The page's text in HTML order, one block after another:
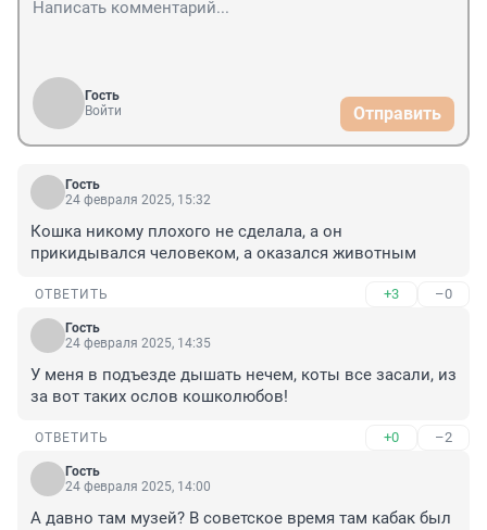
Гость
Войти
Отправить
Гость
24 февраля 2025, 15:32
Кошка никому плохого не сделала, а он
прикидывался человеком, а оказался животным
ОТВЕТИТЬ +3 –0
Гость
24 февраля 2025, 14:35
У меня в подъезде дышать нечем, коты все засали, из
за вот таких ослов кошколюбов!
ОТВЕТИТЬ +0 –2
Гость
24 февраля 2025, 14:00
А давно там музей? В советское время там кабак был